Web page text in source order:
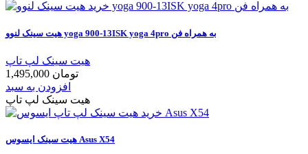
هیت سینک لنوو yoga 900-13ISK yoga 4pro به همراه فن
هیت سینک لپ تاپ
1,495,000 تومان
افزودن به سبد
هیت سینک لپ تاپ
هیت سینک ایسوس Asus X54